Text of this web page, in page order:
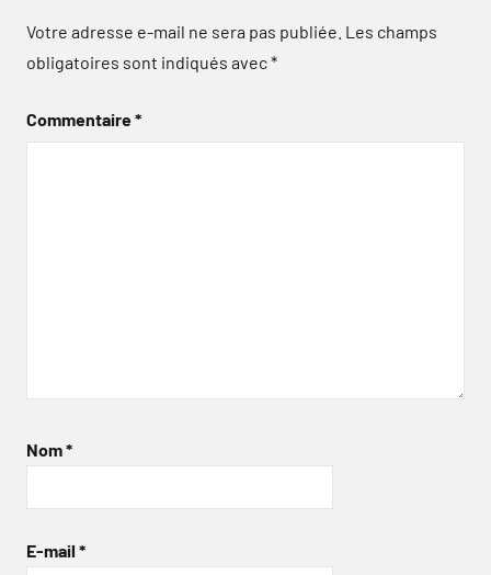
Votre adresse e-mail ne sera pas publiée. Les champs
obligatoires sont indiqués avec*
Commentaire*
Nom*
E-mail *